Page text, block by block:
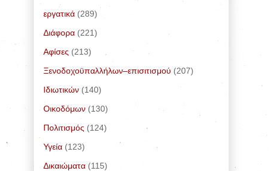
εργατικά (289)
Διάφορα (221)
Αφίσες (213)
Ξενοδοχοϋπαλλήλων–επισιτισμού (207)
Ιδιωτικών (140)
Οικοδόμων (130)
Πολιτισμός (124)
Υγεία (123)
Δικαιώματα (115)